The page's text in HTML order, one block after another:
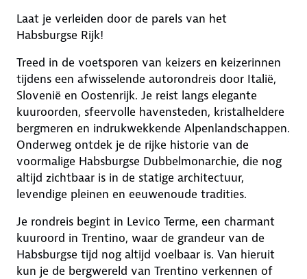
Laat je verleiden door de parels van het
Habsburgse Rijk!
Treed in de voetsporen van keizers en keizerinnen
tijdens een afwisselende autorondreis door Italië,
Slovenië en Oostenrijk. Je reist langs elegante
kuuroorden, sfeervolle havensteden, kristalheldere
bergmeren en indrukwekkende Alpenlandschappen.
Onderweg ontdek je de rijke historie van de
voormalige Habsburgse Dubbelmonarchie, die nog
altijd zichtbaar is in de statige architectuur,
levendige pleinen en eeuwenoude tradities.
Je rondreis begint in Levico Terme, een charmant
kuuroord in Trentino, waar de grandeur van de
Habsburgse tijd nog altijd voelbaar is. Van hieruit
kun je de bergwereld van Trentino verkennen of